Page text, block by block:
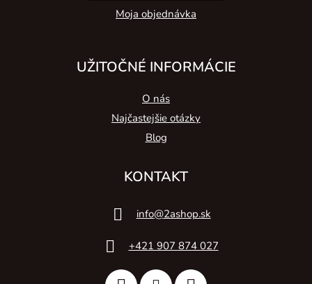
Moja objednávka
UŽITOČNÉ INFORMÁCIE
O nás
Najčastejšie otázky
Blog
KONTAKT
info@2ashop.sk
+421 907 874 027